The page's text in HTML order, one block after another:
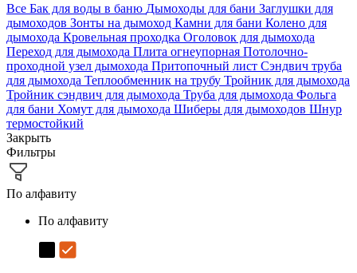
Все Бак для воды в баню Дымоходы для бани Заглушки для
дымоходов Зонты на дымоход Камни для бани Колено для
дымохода Кровельная проходка Оголовок для дымохода
Переход для дымохода Плита огнеупорная Потолочно-
проходной узел дымохода Притопочный лист Сэндвич труба
для дымохода Теплообменник на трубу Тройник для дымохода
Тройник сэндвич для дымохода Труба для дымохода Фольга
для бани Хомут для дымохода Шиберы для дымоходов Шнур
термостойкий
Закрыть
Фильтры
По алфавиту
По алфавиту